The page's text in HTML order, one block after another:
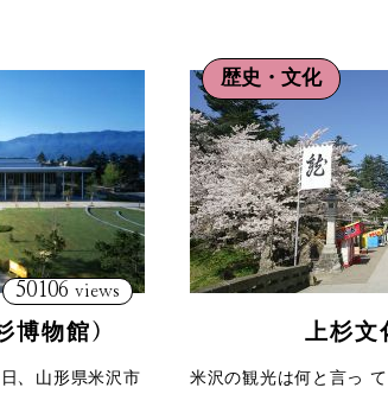
50106 views
博物館）
、山形県米沢市
歴史・文化
上杉文
米沢の観光は何と言っ